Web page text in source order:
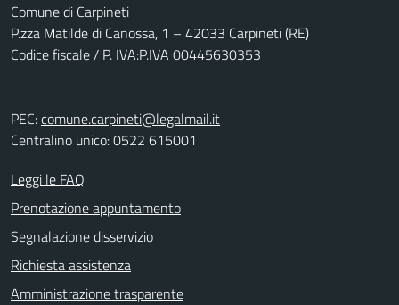
Comune di Carpineti
P.zza Matilde di Canossa, 1 – 42033 Carpineti (RE)
Codice fiscale / P. IVA:P.IVA 00445630353
PEC:comune.carpineti@legalmail.it
Centralino unico: 0522 615001
Leggi le FAQ
Prenotazione appuntamento
Segnalazione disservizio
Richiesta assistenza
Amministrazione trasparente